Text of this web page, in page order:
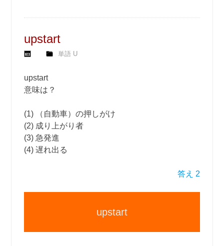
upstart
単語 U
upstart
意味は？
(1) （自動車）の押しがけ
(2) 成り上がり者
(3) 急発進
(4) 遅れ出る
答え 2
upstart